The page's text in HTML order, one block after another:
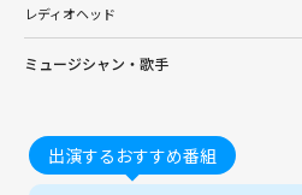
レディオヘッド
ミュージシャン・歌手
出演するおすすめ番組